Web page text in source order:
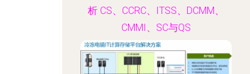
析 CS、CCRC、ITSS、DCMM、
CMMI、SC与QS